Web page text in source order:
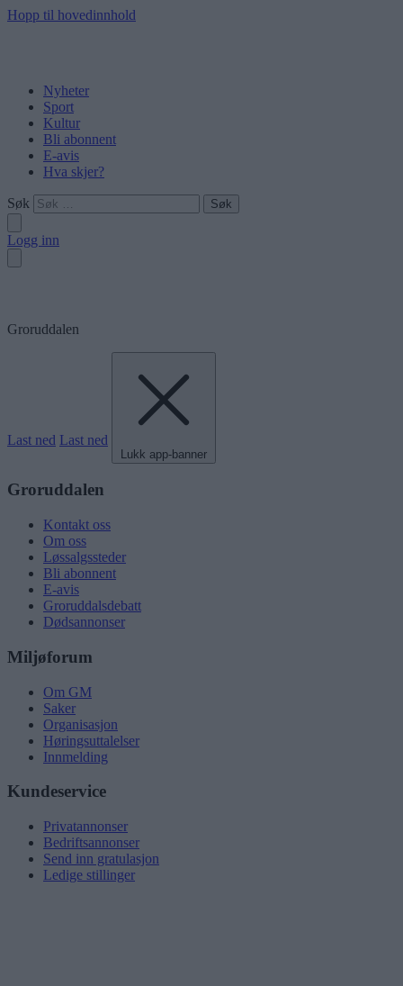
Hopp til hovedinnhold
Nyheter
Sport
Kultur
Bli abonnent
E-avis
Hva skjer?
Søk
Logg inn
Groruddalen
Last ned Last ned
Lukk app-banner
Groruddalen
Kontakt oss
Om oss
Løssalgssteder
Bli abonnent
E-avis
Groruddalsdebatt
Dødsannonser
Miljøforum
Om GM
Saker
Organisasjon
Høringsuttalelser
Innmelding
Kundeservice
Privatannonser
Bedriftsannonser
Send inn gratulasjon
Ledige stillinger